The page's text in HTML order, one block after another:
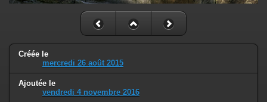
Créée le
mercredi 26 août 2015
Ajoutée le
vendredi 4 novembre 2016